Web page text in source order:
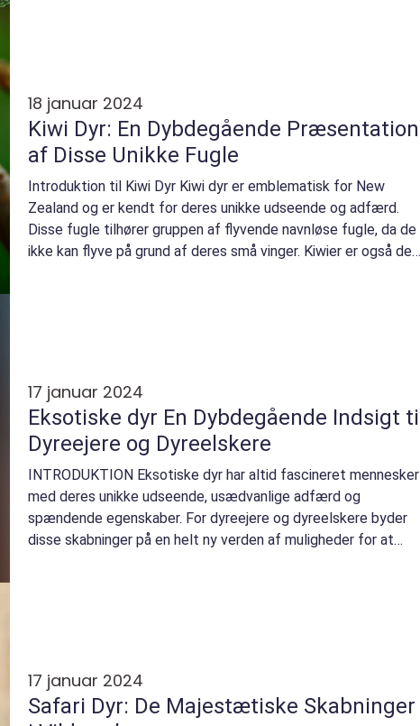
18 januar 2024
Kiwi Dyr: En Dybdegående Præsentation
af Disse Unikke Fugle
Introduktion til Kiwi Dyr Kiwi dyr er emblematisk for New
Zealand og er kendt for deres unikke udseende og adfærd.
Disse fugle tilhører gruppen af flyvende navnløse fugle, da de
ikke kan flyve på grund af deres små vinger. Kiwier er også det
17 januar 2024
Eksotiske dyr En Dybdegående Indsigt til
Dyreejere og Dyreelskere
INTRODUKTION Eksotiske dyr har altid fascineret mennesker
med deres unikke udseende, usædvanlige adfærd og
spændende egenskaber. For dyreejere og dyreelskere byder
disse skabninger på en helt ny verden af muligheder for at
17 januar 2024
Safari Dyr: De Majestætiske Skabninger